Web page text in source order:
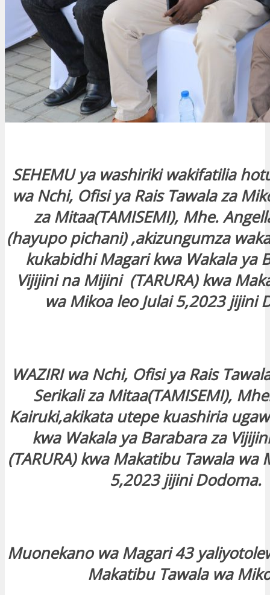
SEHEMU ya washiriki wakifatilia
wa Nchi, Ofisi ya Rais Tawala za
za Mitaa(TAMISEMI), Mhe.
(hayupo pichani) ,akizungumza
kukabidhi Magari kwa Wakala ya
Vijijini na Mijini (TARURA) kwa
wa Mikoa leo Julai 5,2023 jijini
WAZIRI wa Nchi, Ofisi ya Rais
Serikali za Mitaa(TAMISEMI),
Kairuki,akikata utepe kuashiria
kwa Wakala ya Barabara za
(TARURA) kwa Makatibu Tawala wa
5,2023 jijini Dodoma.
Muonekano wa Magari 43
Makatibu Tawala wa